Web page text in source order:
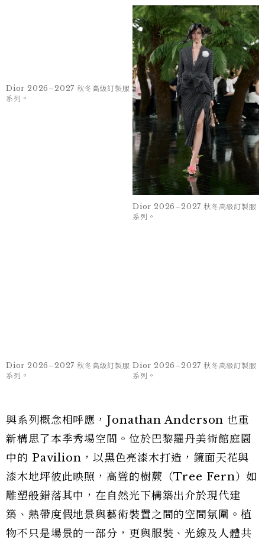
Dior 2026–2027 秋冬高級訂製服
系列。
Dior 2026–2027 秋冬高級訂製服
系列。
Dior 2026–2027 秋冬高級訂製服
系列。
與系列概念相呼應，Jonathan Anderson 也重